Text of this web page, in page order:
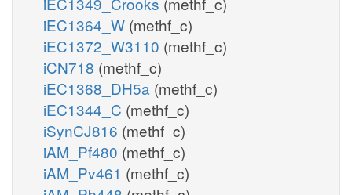
iEC1364_W (methf_c)
iEC1372_W3110 (methf_c)
iCN718 (methf_c)
iEC1368_DH5a (methf_c)
iEC1344_C (methf_c)
iSynCJ816 (methf_c)
iAM_Pf480 (methf_c)
iAM_Pv461 (methf_c)